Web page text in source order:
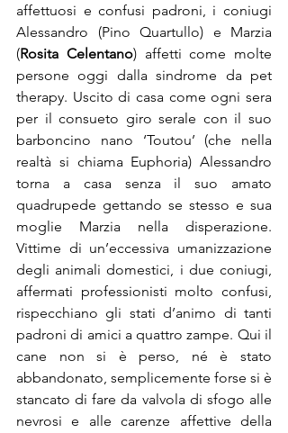
affettuosi e confusi padroni, i coniugi
Alessandro (Pino Quartullo) e Marzia
(Rosita Celentano) affetti come molte
persone oggi dalla sindrome da pet
therapy. Uscito di casa come ogni sera
per il consueto giro serale con il suo
barboncino nano ‘Toutou’ (che nella
realtà si chiama Euphoria) Alessandro
torna a casa senza il suo amato
quadrupede gettando se stesso e sua
moglie Marzia nella disperazione.
Vittime di un’eccessiva umanizzazione
degli animali domestici, i due coniugi,
affermati professionisti molto confusi,
rispecchiano gli stati d’animo di tanti
padroni di amici a quattro zampe. Qui il
cane non si è perso, né è stato
abbandonato, semplicemente forse si è
stancato di fare da valvola di sfogo alle
nevrosi e alle carenze affettive della